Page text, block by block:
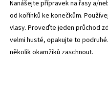
Nanášejte přípravek na řasy a/
od kořínků ke konečkům.
vlasy. Proveďte jeden průchod
velmi husté, opakujte to
několik okamžiků zaschnout.